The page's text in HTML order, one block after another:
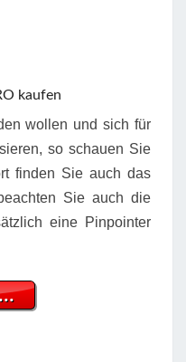
kaufen
wollen und sich für
so schauen Sie
finden Sie auch das
Sie auch die
eine Pinpointer